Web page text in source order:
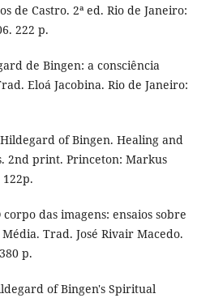
de Castro. 2ª ed. Rio de Janeiro:
222 p.
de Bingen: a consciência
Eloá Jacobina. Rio de Janeiro:
Hildegard of Bingen. Healing and
2nd print. Princeton: Markus
corpo das imagens: ensaios sobre
Trad. José Rivair Macedo.
p.
of Bingen's Spiritual